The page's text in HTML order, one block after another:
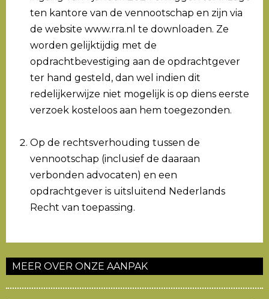
ten kantore van de vennootschap en zijn via
de website www.rra.nl te downloaden. Ze
worden gelijktijdig met de
opdrachtbevestiging aan de opdrachtgever
ter hand gesteld, dan wel indien dit
redelijkerwijze niet mogelijk is op diens eerste
verzoek kosteloos aan hem toegezonden.
Op de rechtsverhouding tussen de
vennootschap (inclusief de daaraan
verbonden advocaten) en een
opdrachtgever is uitsluitend Nederlands
Recht van toepassing.
MEER OVER ONZE AANPAK